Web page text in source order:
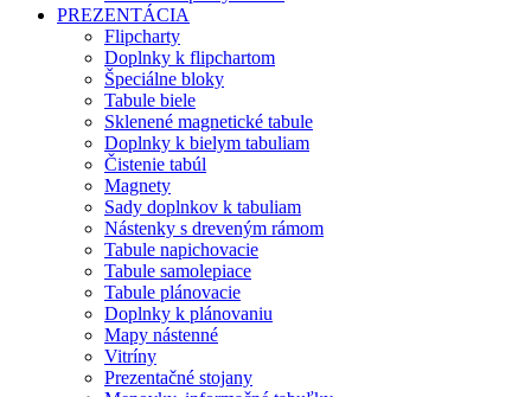
PREZENTÁCIA
Flipcharty
Doplnky k flipchartom
Špeciálne bloky
Tabule biele
Sklenené magnetické tabule
Doplnky k bielym tabuliam
Čistenie tabúl
Magnety
Sady doplnkov k tabuliam
Nástenky s dreveným rámom
Tabule napichovacie
Tabule samolepiace
Tabule plánovacie
Doplnky k plánovaniu
Mapy nástenné
Vitríny
Prezentačné stojany